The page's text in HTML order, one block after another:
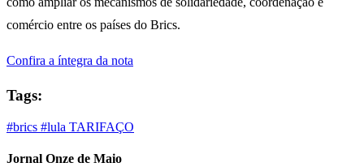
comércio entre os países do Brics.
Confira a íntegra da nota
Tags:
#brics #lula TARIFAÇO
Jornal Onze de Maio